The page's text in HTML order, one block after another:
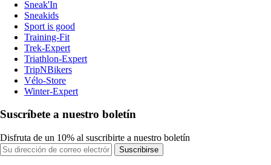
Sneak'In
Sneakids
Sport is good
Training-Fit
Trek-Expert
Triathlon-Expert
TripNBikers
Vélo-Store
Winter-Expert
Suscríbete a nuestro boletín
Disfruta de un 10% al suscribirte a nuestro boletín
Suscribirse